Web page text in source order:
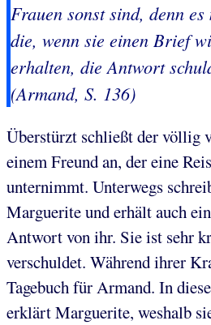
Frauen sonst sind, denn es
die, wenn sie einen Brief
erhalten, die Antwort
(Armand, S. 136)
Überstürzt schließt der völlig
einem Freund an, der eine
unternimmt. Unterwegs
Marguerite und erhält auch
Antwort von ihr. Sie ist sehr
verschuldet. Während ihrer
Tagebuch für Armand. In
erklärt Marguerite, weshalb